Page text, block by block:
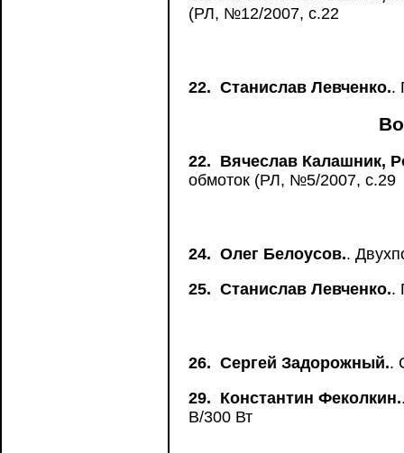
(РЛ, №12/2007, с.22
22. Станислав Левченко..
22. Вячеслав Калашник,
обмоток (РЛ, №5/2007, с.29
24. Олег Белоусов..
25. Станислав Левченко..
26. Сергей Задорожный..
29. Константин Феколкин.
В/300 Вт